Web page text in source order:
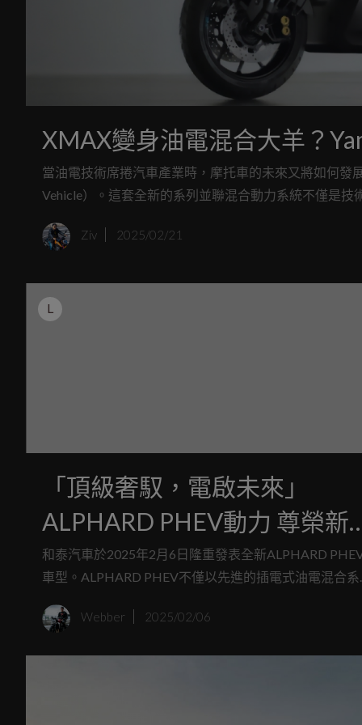
XMAX變身油電混合大羊？
當油電技術席捲汽車產業時，摩托車的未來又將如何發
Vehicle）。這套全新的系列並聯混合動力系統不僅是
Ziv 2025/02/21
L
「頂級奢馭，電啟未來」
ALPHARD PHEV動力 尊榮新
場
和泰汽車於2025年2月6日隆重發表全新ALPHARD
車型。ALPHARD PHEV不僅以先進的插電式油電混合
金字塔頂端顧客帶來難以匹敵的靜謐性與乘坐舒適感，
Webber 2025/02/06